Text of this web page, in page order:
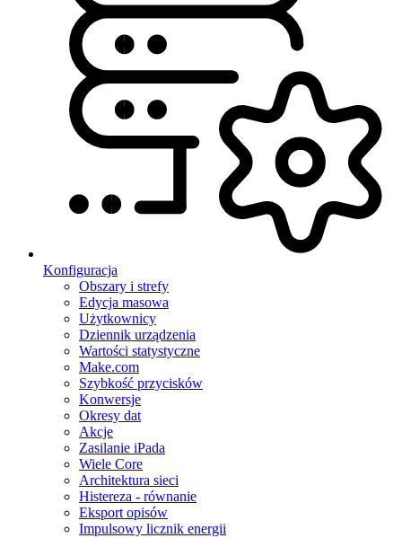
Konfiguracja
Obszary i strefy
Edycja masowa
Użytkownicy
Dziennik urządzenia
Wartości statystyczne
Make.com
Szybkość przycisków
Konwersje
Okresy dat
Akcje
Zasilanie iPada
Wiele Core
Architektura sieci
Histereza - równanie
Eksport opisów
Impulsowy licznik energii